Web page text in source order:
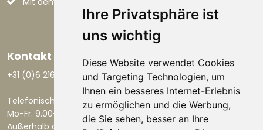
Ihre Privatsphäre ist
uns wichtig
Diese Website verwendet Cookies
und Targeting Technologien, um
Ihnen ein besseres Internet-Erlebnis
zu ermöglichen und die Werbung,
die Sie sehen, besser an Ihre
Kontakt aufnehmen
+31 (0)6 21668801
Telefonisch erreichbar:
Mo-Fr. 9.00-17.30 Uhr.
Außerhalb dieser Zeiten per E-Mail.